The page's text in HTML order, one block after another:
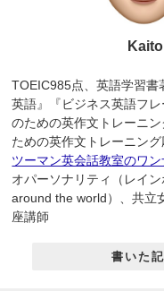
Kaito
TOEIC985点、英語学習書
英語』『ビジネス英語フ
のための英作文トレーニ
ための英作文トレーニング
ツーマン英会話教室のワ
オパーソナリティ（レイ
around the world）、共立
座講師
書いた